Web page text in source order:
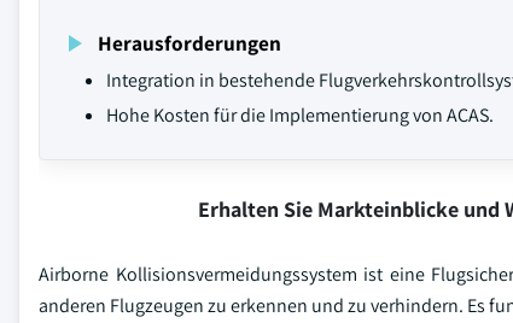
Herausforderungen
Integration in bestehende
Hohe Kosten für die Implementierung von ACAS.
Erhalten Sie Markteinblicke und
Airborne Kollisionsvermeidungssystem ist eine
anderen Flugzeugen zu erkennen und zu verhindern. Es